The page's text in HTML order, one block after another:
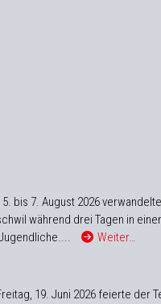
5. bis 7. August 2026
während drei Tagen in
Weiter…
19. Juni 2026 feierte der